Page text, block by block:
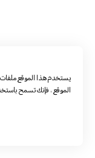
يستخدم هذا الموقع ملفات
الموقع ، فإنك تسمح